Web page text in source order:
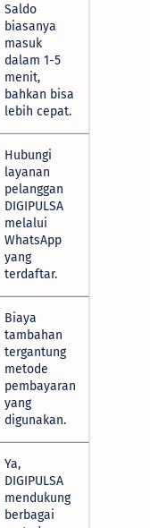
Saldo
biasanya
masuk
dalam 1-5
menit,
bahkan bisa
lebih cepat.
Hubungi
layanan
pelanggan
DIGIPULSA
melalui
WhatsApp
yang
terdaftar.
Biaya
tambahan
tergantung
metode
pembayaran
yang
digunakan.
Ya,
DIGIPULSA
mendukung
berbagai